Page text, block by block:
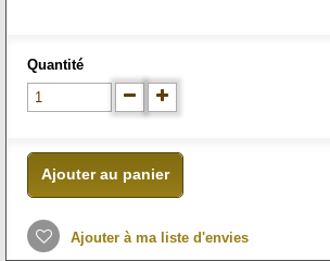
Quantité
Ajouter au panier
Ajouter à ma liste d'envies